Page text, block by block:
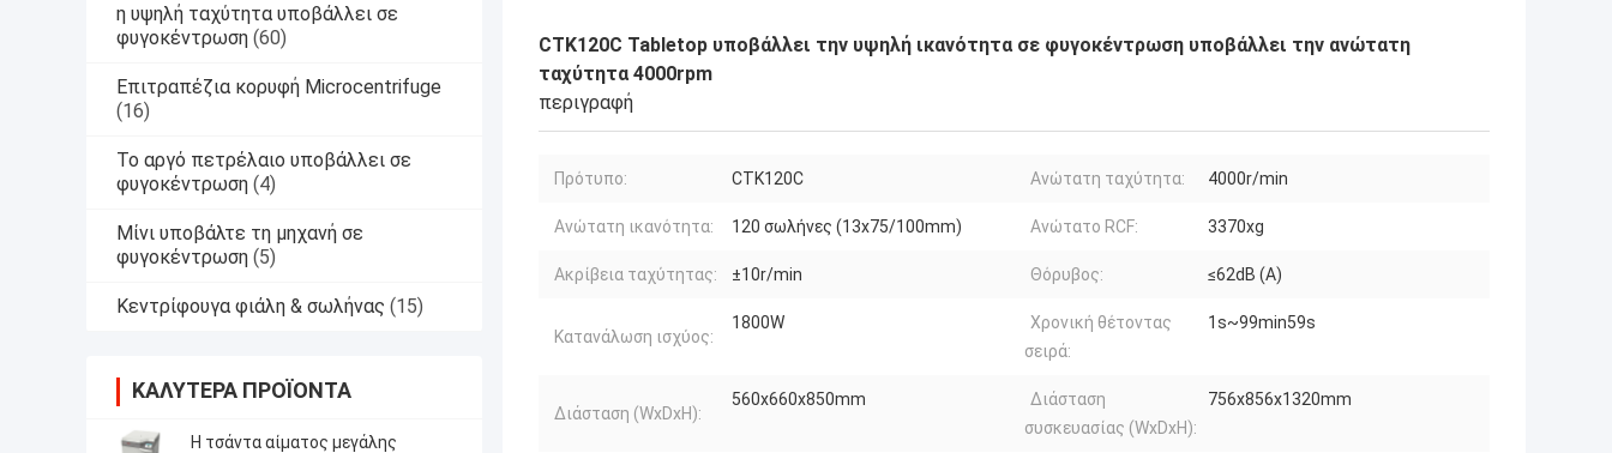
η υψηλή ταχύτητα υποβάλλει σε
φυγοκέντρωση (60)
Επιτραπέζια κορυφή Microcentrifuge
(16)
Το αργό πετρέλαιο υποβάλλει σε
φυγοκέντρωση (4)
Μίνι υποβάλτε τη μηχανή σε
φυγοκέντρωση (5)
Κεντρίφουγα φιάλη & σωλήνας (15)
ΚΑΛΎΤΕΡΑ ΠΡΟΪΌΝΤΑ
Η τσάντα αίματος μεγάλης
CTK120C Tabletop υποβάλλει την υψηλή ικανότητα σε φυγοκέντρωση υποβάλλει την ανώτατη
ταχύτητα 4000rpm
περιγραφή
Πρότυπο: CTK120C Ανώτατη ταχύτητα: 4000r/min
Ανώτατη ικανότητα: 120 σωλήνες (13x75/100mm) Ανώτατο RCF: 3370xg
Ακρίβεια ταχύτητας: ±10r/min Θόρυβος: ≤62dB (Α)
Κατανάλωση ισχύος:
1800W
Χρονική θέτοντας
σειρά:
1s~99min59s
Διάσταση (WxDxH):
560x660x850mm
Διάσταση
συσκευασίας (WxDxH):
756x856x1320mm